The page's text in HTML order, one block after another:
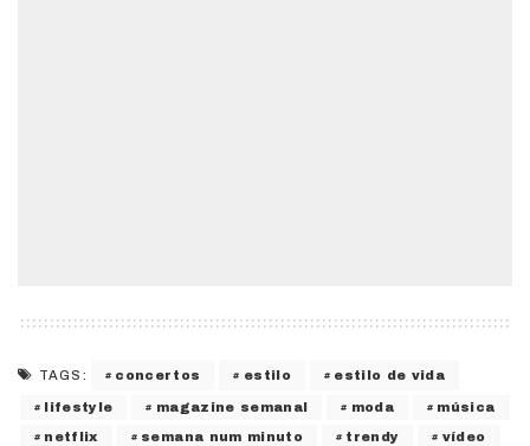
TAGS: concertos estilo estilo de vida
lifestyle magazine semanal moda música
netflix semana num minuto trendy vídeo